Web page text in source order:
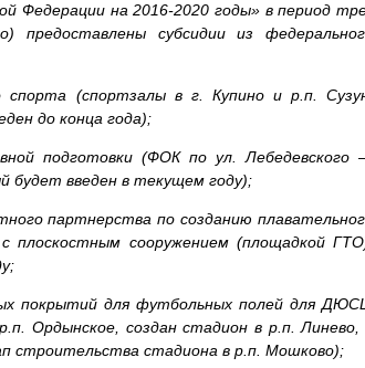
Федерации на 2016-2020 годы» в период
субсидии из
(спортзалы в г. Купино и р.п.
до конца года);
подготовки (ФОК по ул. Лебедевского
будет введен в текущем году);
партнерства по созданию
плоскостным сооружением (площадкой
покрытий для футбольных полей для
Ордынское, создан стадион в р.п. Линево,
строительства стадиона в р.п. Мошково);